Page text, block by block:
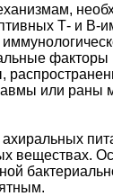
Т- и В-
факторы
или раны
веществах.